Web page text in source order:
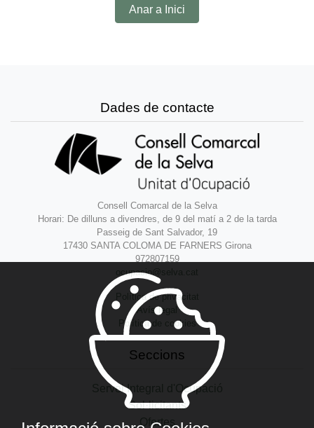
Anar a Inici
Dades de contacte
Consell Comarcal de la Selva
Horari: De dilluns a divendres, de 9 del matí a 2 de la tarda
Passeig de Sant Salvador, 19
17430 SANTA COLOMA DE FARNERS Girona
972807159
ocupacio@selva.cat
Política de privacitat
Avís legal
Política de cookies
Seccions
Servei Integral d'Ocupació
Sol·licitants
Ofertes